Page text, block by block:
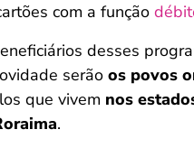
com a função
desses
serão os povos
que vivem nos
.